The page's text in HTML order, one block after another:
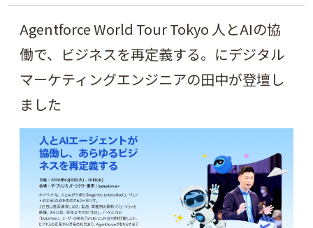
Google Tag Manager
Google アナリティクス
Google オプティマイズ
Google サーチコンソール
Google データポータル(旧Looker Studio)
Googleアナリティクス 4(旧：App＋Web)
コガン・ポリーナ （Polina Kogan）
寳 洋平
高田 和資
山浦 直宏
藤田 佳浩
土屋 英恵
田中 真祐
中村 晃
小林 奈穂
河野 芽久美
伊藤 禎子
春山 勇悟
西村 彰悟
Agentforce World Tour Tokyo 人とAIの協
働で、ビジネスを再定義する。にデジタル
マーケティングエンジニアの田中が登壇し
ました